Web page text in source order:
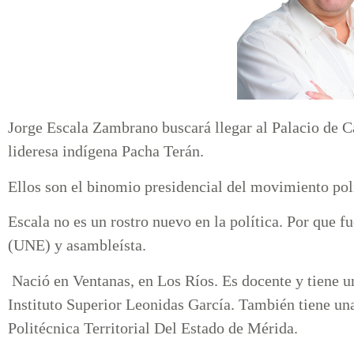
Jorge Escala Zambrano buscará llegar al Palacio de
lideresa indígena Pacha Terán.
Ellos son el binomio presidencial del movimiento
Escala no es un rostro nuevo en la política. Por que
(UNE) y asambleísta.
Nació en Ventanas, en Los Ríos. Es docente y
Instituto Superior Leonidas García. También tiene
Politécnica Territorial Del Estado de Mérida.